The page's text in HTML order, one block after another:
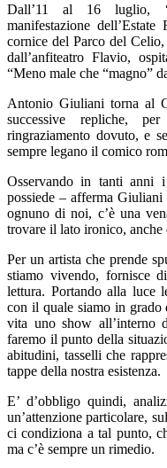
Dall’11 al 16 luglio,
manifestazione
cornice del Parco del Celio,
dall’anfiteatro Flavio,
“Meno male che “magno”
Antonio Giuliani torna al
successive repliche,
ringraziamento dovuto, e
sempre legano il comico
Osservando in tanti anni
possiede – afferma
ognuno di noi, c’è una
trovare il lato ironico,
Per un artista che prende
stiamo vivendo, fornisce
lettura. Portando alla luce
con il quale siamo in grado
vita uno show all’interno
faremo il punto della
abitudini, tasselli che
tappe della nostra esistenza.
E’ d’obbligo quindi,
un’attenzione particolare,
ci condiziona a tal punto,
ma c’è sempre un rimedio.